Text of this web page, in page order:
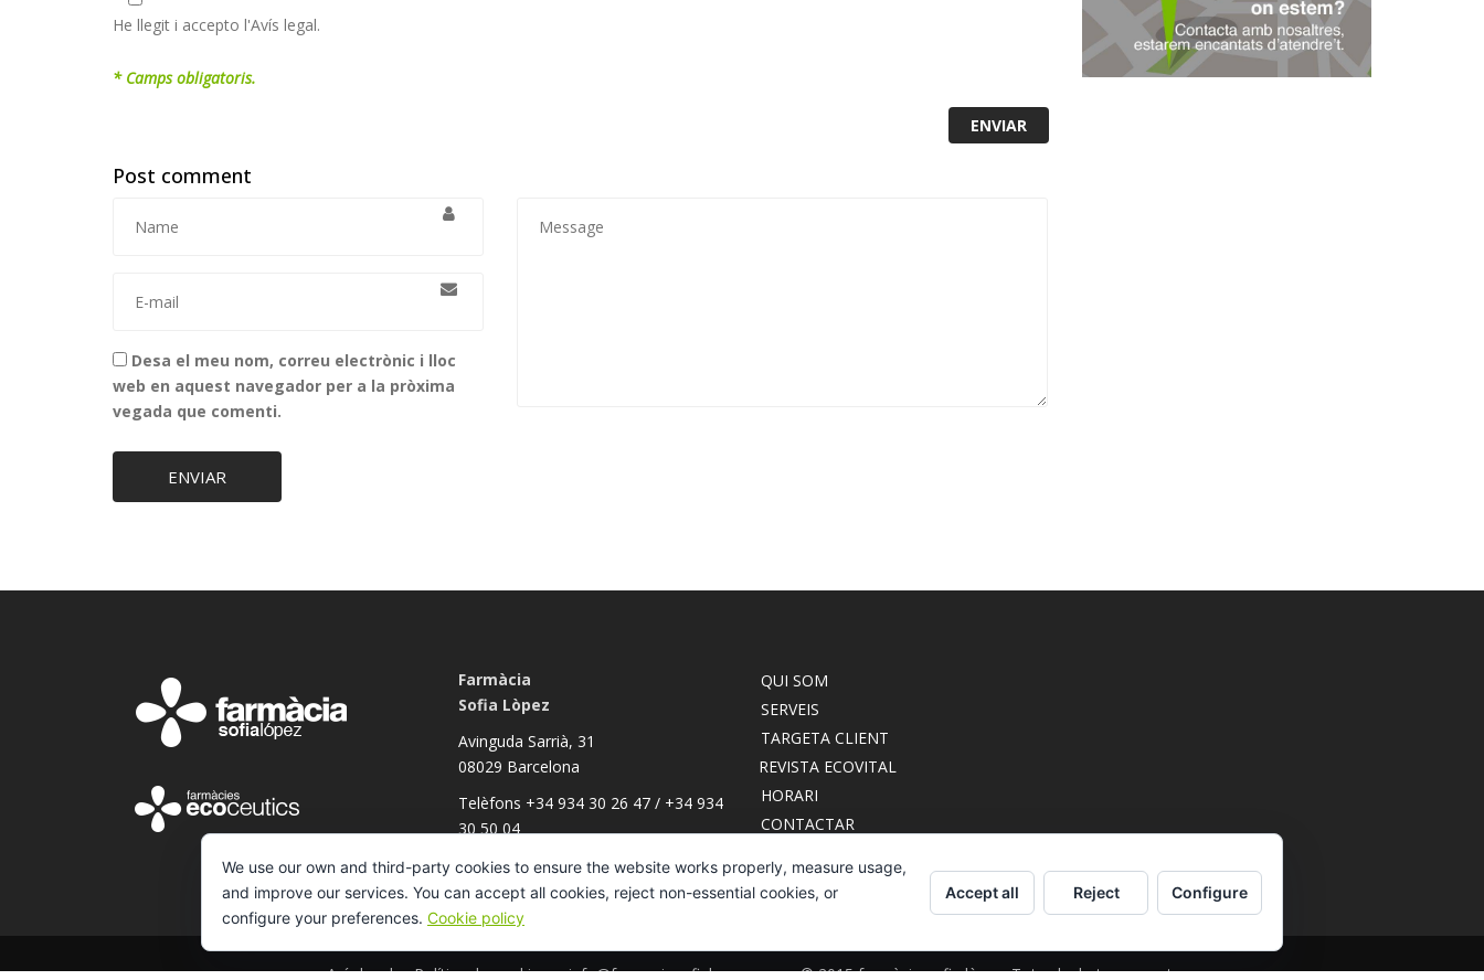
He llegit i accepto l'Avís legal.
* Camps obligatoris.
Post comment
Desa el meu nom, correu electrònic i lloc
web en aquest navegador per a la pròxima
vegada que comenti.
ENVIAR
Farmàcia
Sofia Lòpez
Avinguda Sarrià, 31
08029 Barcelona
Telèfons +34 934 30 26 47 / +34 934
30 50 04
QUI SOM
SERVEIS
TARGETA CLIENT
REVISTA ECOVITAL
HORARI
CONTACTAR
Avís legal·Política de cookies·info@farmaciasofialopez.com© 2015 farmàcia sofia lòpez. Tots els drets reservats
We use our own and third-party cookies to ensure the website works properly, measure usage,
and improve our services. You can accept all cookies, reject non-essential cookies, or
configure your preferences. Cookie policy
Accept all Reject Configure